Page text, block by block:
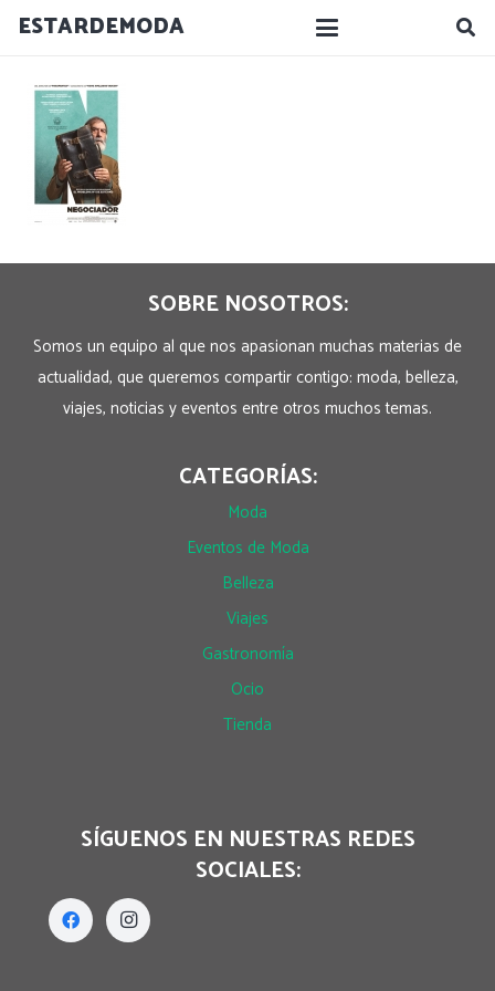
ESTARDEMODA
SOBRE NOSOTROS:
Somos un equipo al que nos apasionan muchas materias de
actualidad, que queremos compartir contigo: moda, belleza,
viajes, noticias y eventos entre otros muchos temas.
CATEGORÍAS:
Moda
Eventos de Moda
Belleza
Viajes
Gastronomía
Ocio
Tienda
SÍGUENOS EN NUESTRAS REDES
SOCIALES: